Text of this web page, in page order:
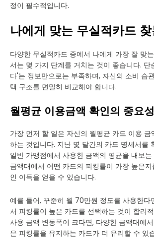
정이 필수적입니다.
나에게 맞는 무실적카드
다양한 무실적카드 중에서 나에게 가장 잘 맞
서는 몇 가지 단계를 거치는 것이 좋습니다. 단
다'는 정보만으로는 부족하며, 자신의 소비 습
택 구조를 면밀히 비교해야 합니다.
월평균 이용금액 확인의 중요성
가장 먼저 할 일은 자신의 월평균 카드 이용
하는 것입니다. 지난 몇 달간의 카드 명세서를
일반 가맹점에서 사용한 금액의 평균을 내보
금액대에서 어떤 카드의 피킹률이 가장 높은
인 이득을 얻을 수 있습니다.
예를 들어, 꾸준히 월 70만원 정도를 사용한다
서 피킹률이 높은 카드를 선택하는 것이 합리
사용 금액 변동폭이 크다면, 다양한 금액대에
은 피킹률을 유지하는 카드가 더 유리할 수 있